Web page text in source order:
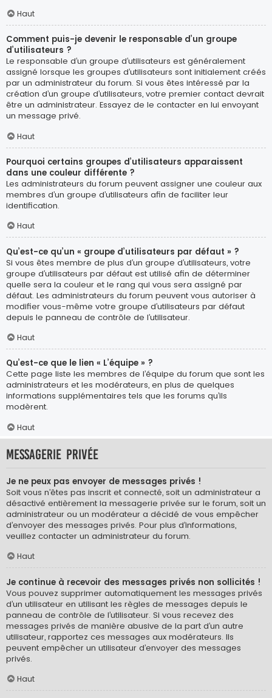
Haut
Comment puis-je devenir le responsable d’un groupe
d’utilisateurs ?
Le responsable d’un groupe d’utilisateurs est généralement
assigné lorsque les groupes d’utilisateurs sont initialement créés
par un administrateur du forum. Si vous êtes intéressé par la
création d’un groupe d’utilisateurs, votre premier contact devrait
être un administrateur. Essayez de le contacter en lui envoyant
un message privé.
Haut
Pourquoi certains groupes d’utilisateurs apparaissent
dans une couleur différente ?
Les administrateurs du forum peuvent assigner une couleur aux
membres d’un groupe d’utilisateurs afin de faciliter leur
identification.
Haut
Qu’est-ce qu’un « groupe d’utilisateurs par défaut » ?
Si vous êtes membre de plus d’un groupe d’utilisateurs, votre
groupe d’utilisateurs par défaut est utilisé afin de déterminer
quelle sera la couleur et le rang qui vous sera assigné par
défaut. Les administrateurs du forum peuvent vous autoriser à
modifier vous-même votre groupe d’utilisateurs par défaut
depuis le panneau de contrôle de l’utilisateur.
Haut
Qu’est-ce que le lien « L’équipe » ?
Cette page liste les membres de l’équipe du forum que sont les
administrateurs et les modérateurs, en plus de quelques
informations supplémentaires tels que les forums qu’ils
modèrent.
Haut
Messagerie privée
Je ne peux pas envoyer de messages privés !
Soit vous n’êtes pas inscrit et connecté, soit un administrateur a
désactivé entièrement la messagerie privée sur le forum, soit un
administrateur ou un modérateur a décidé de vous empêcher
d’envoyer des messages privés. Pour plus d’informations,
veuillez contacter un administrateur du forum.
Haut
Je continue à recevoir des messages privés non sollicités !
Vous pouvez supprimer automatiquement les messages privés
d’un utilisateur en utilisant les règles de messages depuis le
panneau de contrôle de l’utilisateur. Si vous recevez des
messages privés de manière abusive de la part d’un autre
utilisateur, rapportez ces messages aux modérateurs. Ils
peuvent empêcher un utilisateur d’envoyer des messages
privés.
Haut